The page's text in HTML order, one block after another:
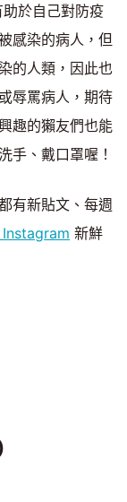
於自己對防疫
感染的病人，但
的人類，因此也
辱罵病人，期待
趣的獺友們也能
手、戴口罩喔！
有新貼文、每週
新鮮